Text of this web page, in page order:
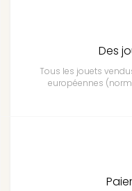
Des
Tous les jouets
européennes